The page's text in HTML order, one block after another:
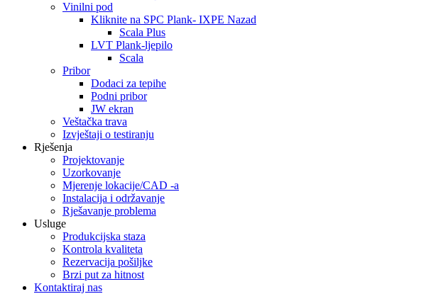
Vinilni pod
Kliknite na SPC Plank- IXPE Nazad
Scala Plus
LVT Plank-ljepilo
Scala
Pribor
Dodaci za tepihe
Podni pribor
JW ekran
Veštačka trava
Izvještaji o testiranju
Rješenja
Projektovanje
Uzorkovanje
Mjerenje lokacije/CAD -a
Instalacija i održavanje
Rješavanje problema
Usluge
Produkcijska staza
Kontrola kvaliteta
Rezervacija pošiljke
Brzi put za hitnost
Kontaktiraj nas